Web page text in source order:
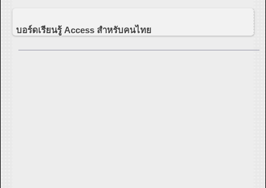
บอร์ดเรียนรู้ Access สำหรับคนไทย